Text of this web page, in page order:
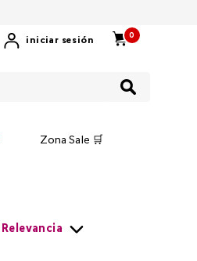
iniciar sesión
0
Zona Sale 🛒
Relevancia